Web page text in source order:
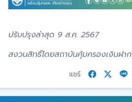
ปรับปรุงล่าสุด 9 ส.ค. 2567
สงวนสิทธิ์โดยสถาบันคุ้มครองเงินฝาก
แชร์